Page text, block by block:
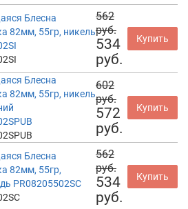
Блесна
82мм, 55гр, никель
562
руб.
534
руб.
Купить
Блесна
82мм, 55гр, никель
602
руб.
572
руб.
Купить
Блесна
82мм, 55гр,
PR08205502SC
562
руб.
534
руб.
Купить